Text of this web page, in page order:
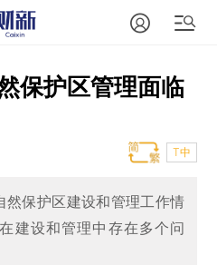
保护区管理面临
T中
然保护区建设和管理工作情
建设和管理中存在多个问